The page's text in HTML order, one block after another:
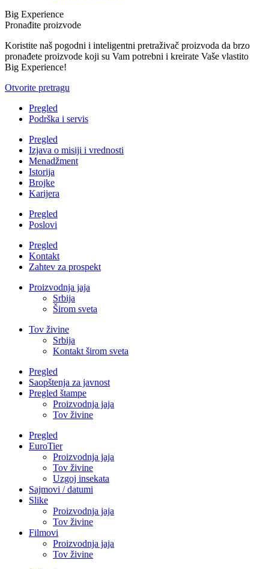
Big Experience
Pronađite proizvode
Koristite naš pogodni i inteligentni pretraživač proizvoda da brzo
pronađete proizvode koji su Vam potrebni i kreirate Vaše vlastito
Big Experience!
Otvorite pretragu
Pregled
Podrška i servis
Pregled
Izjava o misiji i vrednosti
Menadžment
Istorija
Brojke
Karijera
Pregled
Poslovi
Pregled
Kontakt
Zahtev za prospekt
Proizvodnja jaja
Srbija
Širom sveta
Tov živine
Srbija
Kontakt širom sveta
Pregled
Saopštenja za javnost
Pregled štampe
Proizvodnja jaja
Tov živine
Pregled
EuroTier
Proizvodnja jaja
Tov živine
Uzgoj insekata
Sajmovi / datumi
Slike
Proizvodnja jaja
Tov živine
Filmovi
Proizvodnja jaja
Tov živine